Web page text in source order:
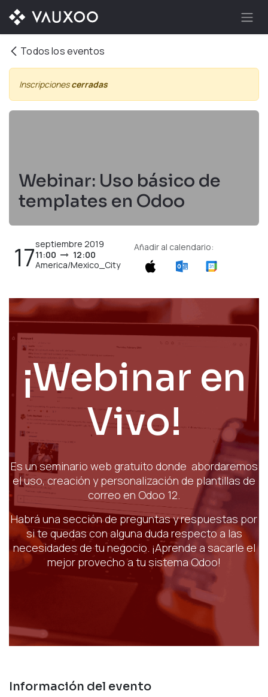
Ir al contenido
Todos los eventos
Inscripcionescerradas
Webinar: Uso básico de
templates en Odoo
17septiembre 2019
11:00
12:00
America/Mexico_City
Añadir al calendario:
¡Webinar en
Vivo!
Es un seminario web gratuito donde abordaremos
el uso, creación y personalización de plantillas de
correo en Odoo 12.
Habrá una sección de preguntas y respuestas por
si te quedas con alguna duda respecto a las
necesidades de tu negocio. ¡Aprende a sacarle el
mejor provecho a tu sistema Odoo!
Información del evento